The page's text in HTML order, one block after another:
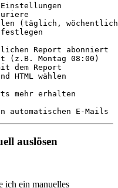
HTML wählen
E-Mails
auslösen
ich ein manuelles